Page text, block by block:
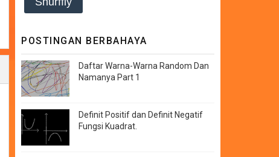
POSTINGAN BERBAHAYA
Daftar Warna-Warna Random Dan
Namanya Part 1
Definit Positif dan Definit Negatif
Fungsi Kuadrat.